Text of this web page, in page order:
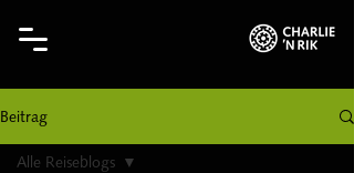
Beitrag
Alle Reiseblogs